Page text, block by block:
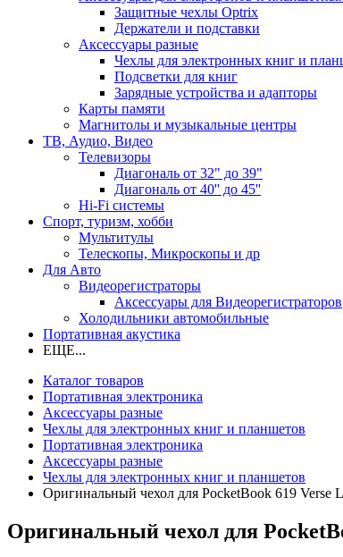
Защитные чехлы Optrix
Держатели и подставки
Аксессуары разные
Чехлы для электронных книг и
Подсветки для книг
Зарядные устройства и адапторы
Карты памяти
Магнитолы и музыкальные центры
ТВ, Аудио, Видео
Телевизоры
Диагональ от 32" до 39"
Диагональ от 40'' до 45''
Hi-Fi системы
Спорт, туризм, хобби
Мультитулы
Телескопы, Микроскопы и др
Для Авто
Видеорегистраторы
Аксессуары для Видеорегистраторов
Холодильники автомобильные
Портативная акустика
ЕЩЕ...
Каталог товаров
Портативная электроника
Аксессуары разные
Чехлы для электронных книг и планшетов
Портативная электроника
Аксессуары разные
Чехлы для электронных книг и планшетов
Оригинальный чехол для PocketBook 619 Verse
Оригинальный чехол для